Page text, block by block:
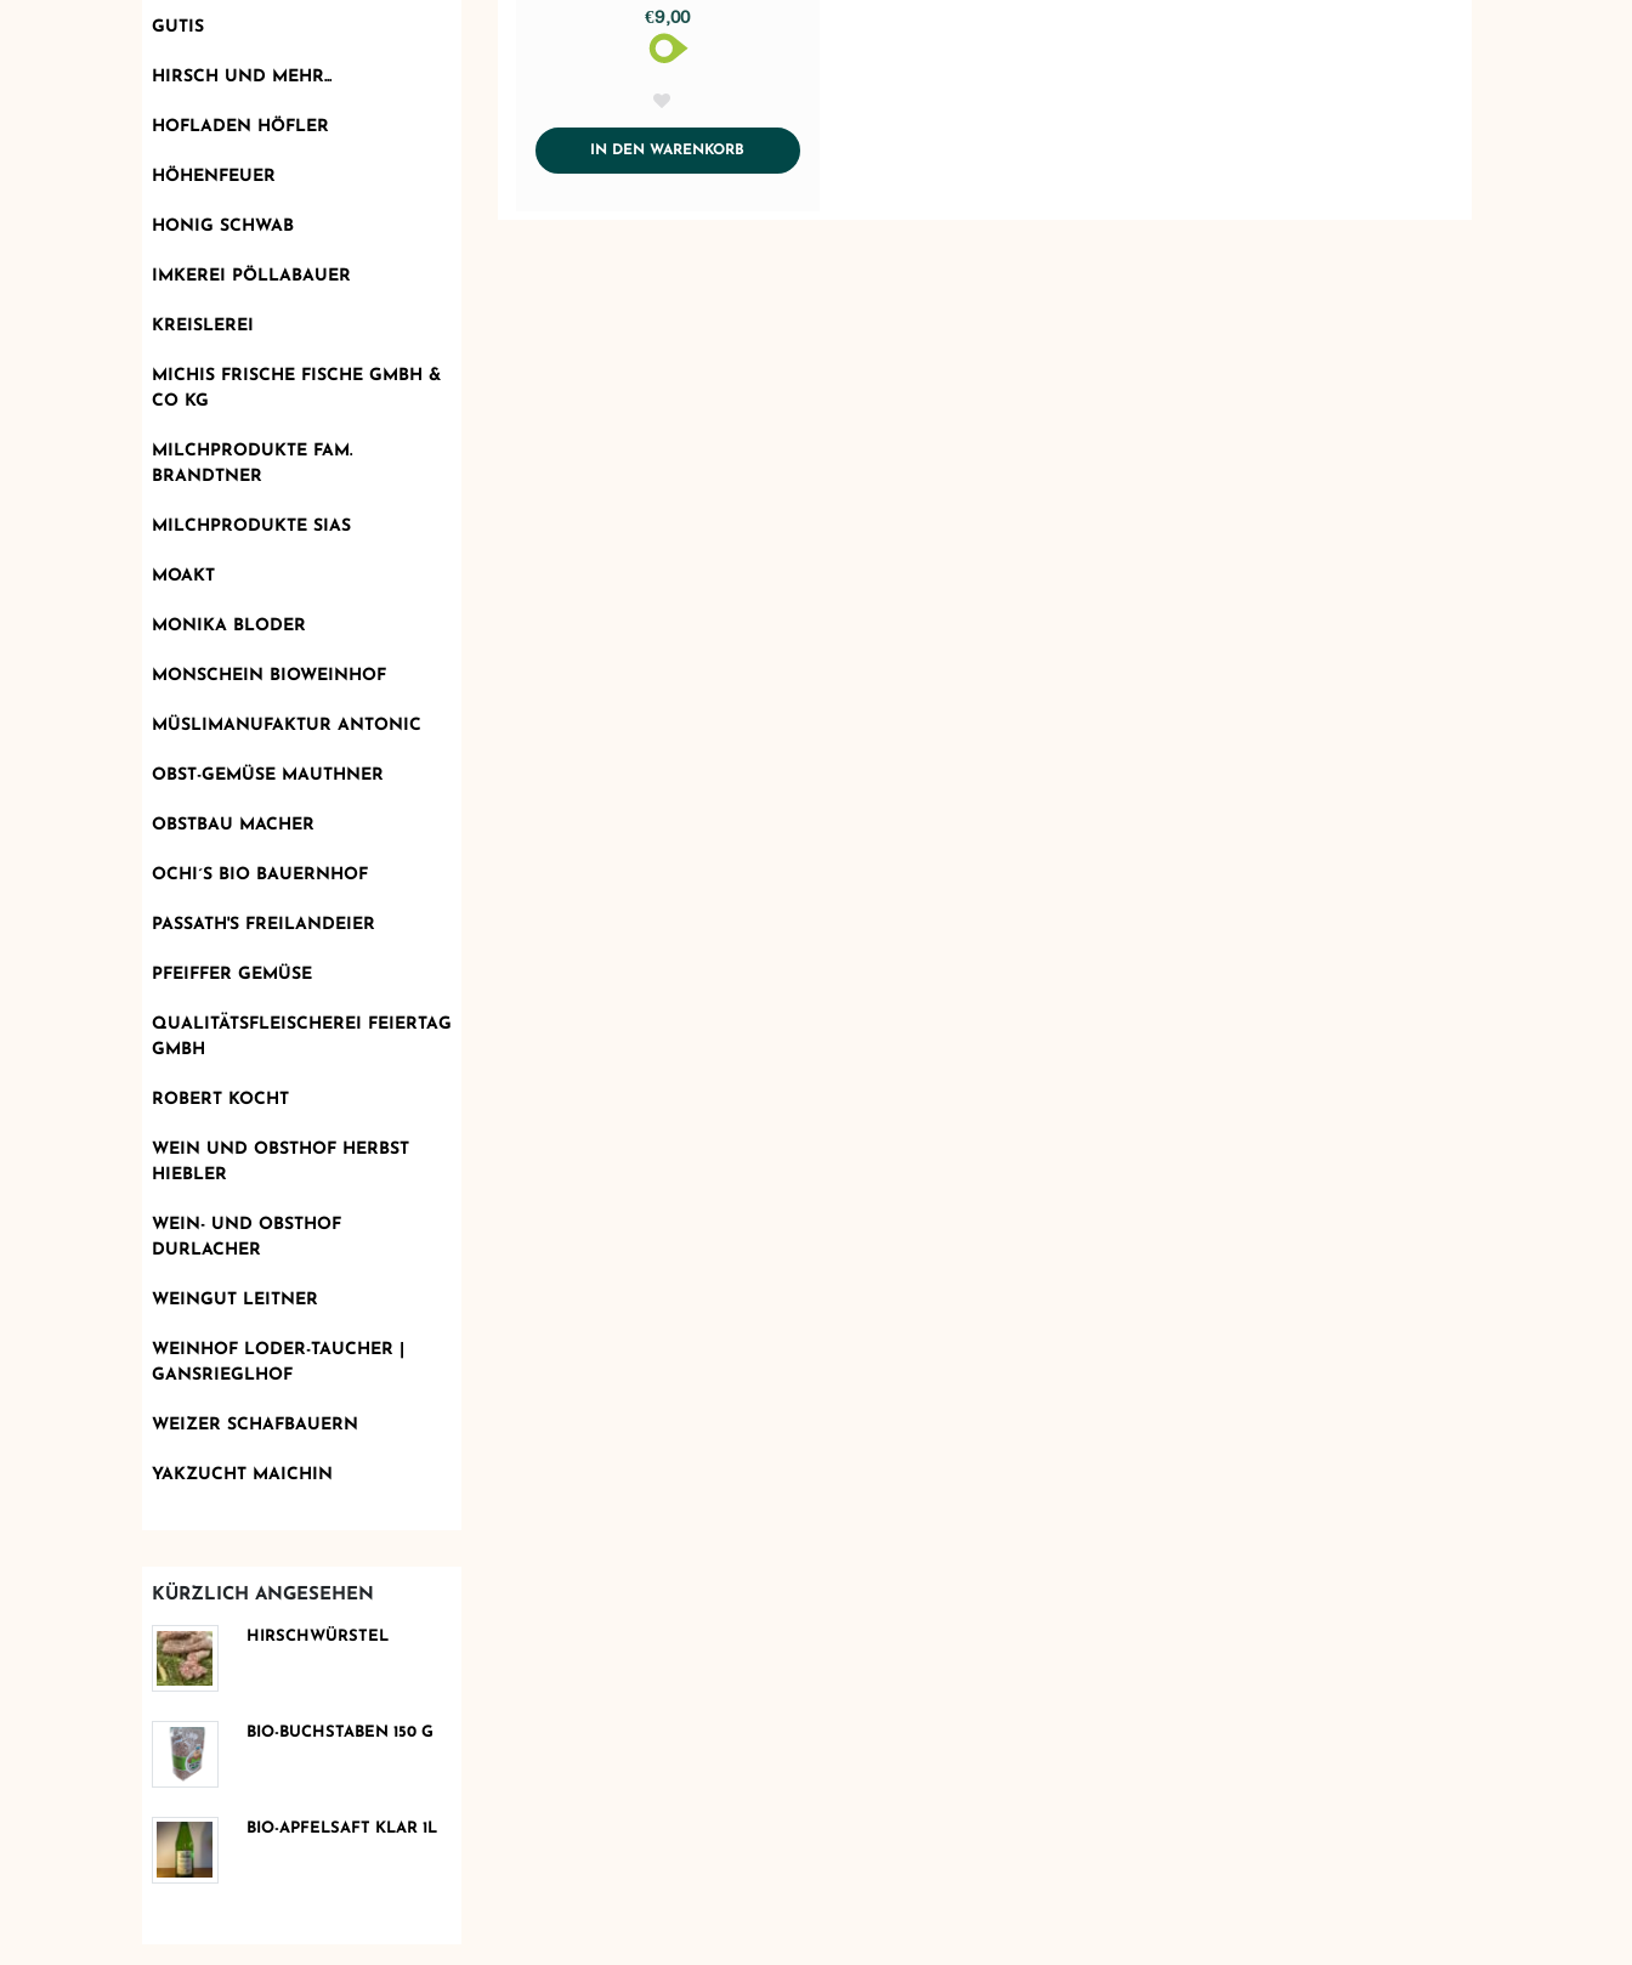
GUTIS
HIRSCH UND MEHR...
HOFLADEN HÖFLER
HÖHENFEUER
HONIG SCHWAB
IMKEREI PÖLLABAUER
KREISLEREI
MICHIS FRISCHE FISCHE GMBH &
CO KG
MILCHPRODUKTE FAM.
BRANDTNER
MILCHPRODUKTE SIAS
MOAKT
MONIKA BLODER
MONSCHEIN BIOWEINHOF
MÜSLIMANUFAKTUR ANTONIC
OBST-GEMÜSE MAUTHNER
OBSTBAU MACHER
OCHI´S BIO BAUERNHOF
PASSATH'S FREILANDEIER
PFEIFFER GEMÜSE
QUALITÄTSFLEISCHEREI FEIERTAG
GMBH
ROBERT KOCHT
WEIN UND OBSTHOF HERBST
HIEBLER
WEIN- UND OBSTHOF
DURLACHER
WEINGUT LEITNER
WEINHOF LODER-TAUCHER |
GANSRIEGLHOF
WEIZER SCHAFBAUERN
YAKZUCHT MAICHIN
KÜRZLICH ANGESEHEN
HIRSCHWÜRSTEL
BIO-BUCHSTABEN 150 G
BIO-APFELSAFT KLAR 1L
€9,00
IN DEN WARENKORBADDTOCART